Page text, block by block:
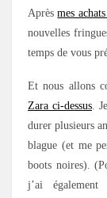
Aprèsmes
nouvelles
temps de vous
Et nous allons
Zara ci-dessus.
durer plusieurs
blague (et me
boots noires).
j’ai